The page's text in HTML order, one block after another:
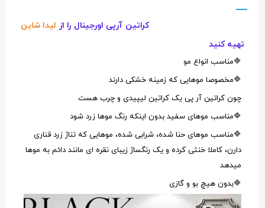
کراتین آرپی اورجینال را از لیدا شاین
تهیه کنید
🔷مناسب انواع مو
🔷مخصوصا موهایی که زمینه خشکی دارند
چون کراتین آر پی یک کراتین لیپیدی و چرب هست
🔷مناسب موهای سفید بدون اینکه رنگ موها زرد شود
🔷مناسب موهای حنا شده، شرابی شده، موهایی که تناژ زرد قناری
دارن، کاملا خنثی کرده و یک رنگساژ زیبای نقره ای مانند دائم به موها
میدهد
🔷بدون هیچ بو و گازی